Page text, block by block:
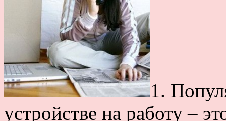
1.
устройстве на работу –